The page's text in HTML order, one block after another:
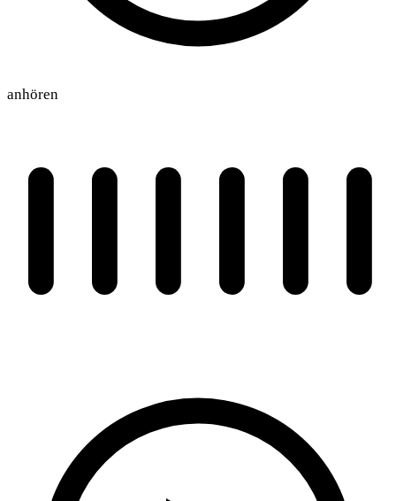
anhören